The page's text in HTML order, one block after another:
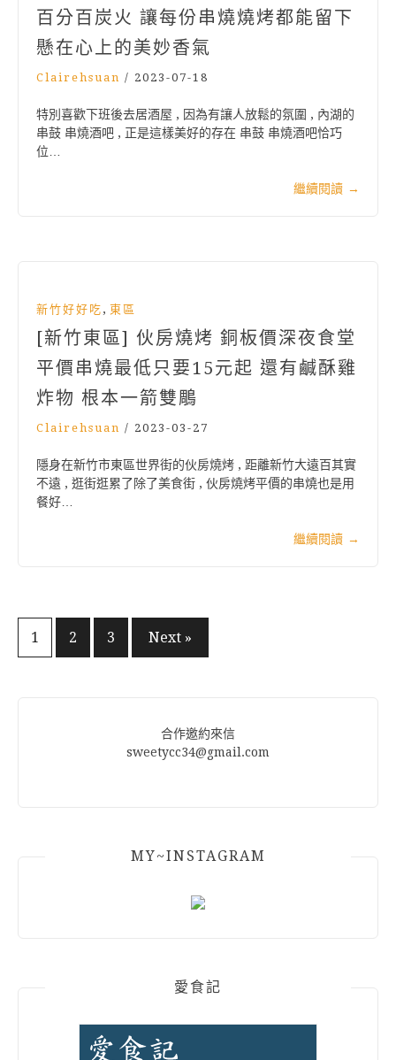
百分百炭火 讓每份串燒燒烤都能留下
懸在心上的美妙香氣
Clairehsuan / 2023-07-18
特別喜歡下班後去居酒屋 , 因為有讓人放鬆的氛圍 , 內湖的
串鼓 串燒酒吧 , 正是這樣美好的存在 串鼓 串燒酒吧恰巧
位…
繼續閱讀 →
新竹好好吃 , 東區
[新竹東區] 伙房燒烤 銅板價深夜食堂
平價串燒最低只要15元起 還有鹹酥雞
炸物 根本一箭雙鵰
Clairehsuan / 2023-03-27
隱身在新竹市東區世界街的伙房燒烤 , 距離新竹大遠百其實
不遠 , 逛街逛累了除了美食街 , 伙房燒烤平價的串燒也是用
餐好…
繼續閱讀 →
文
1 2 3 Next »
合作邀約來信
sweetycc34@gmail.com
MY~INSTAGRAM
愛食記